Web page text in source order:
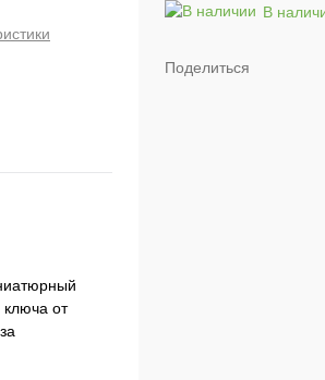
ключа от
В
Поделиться